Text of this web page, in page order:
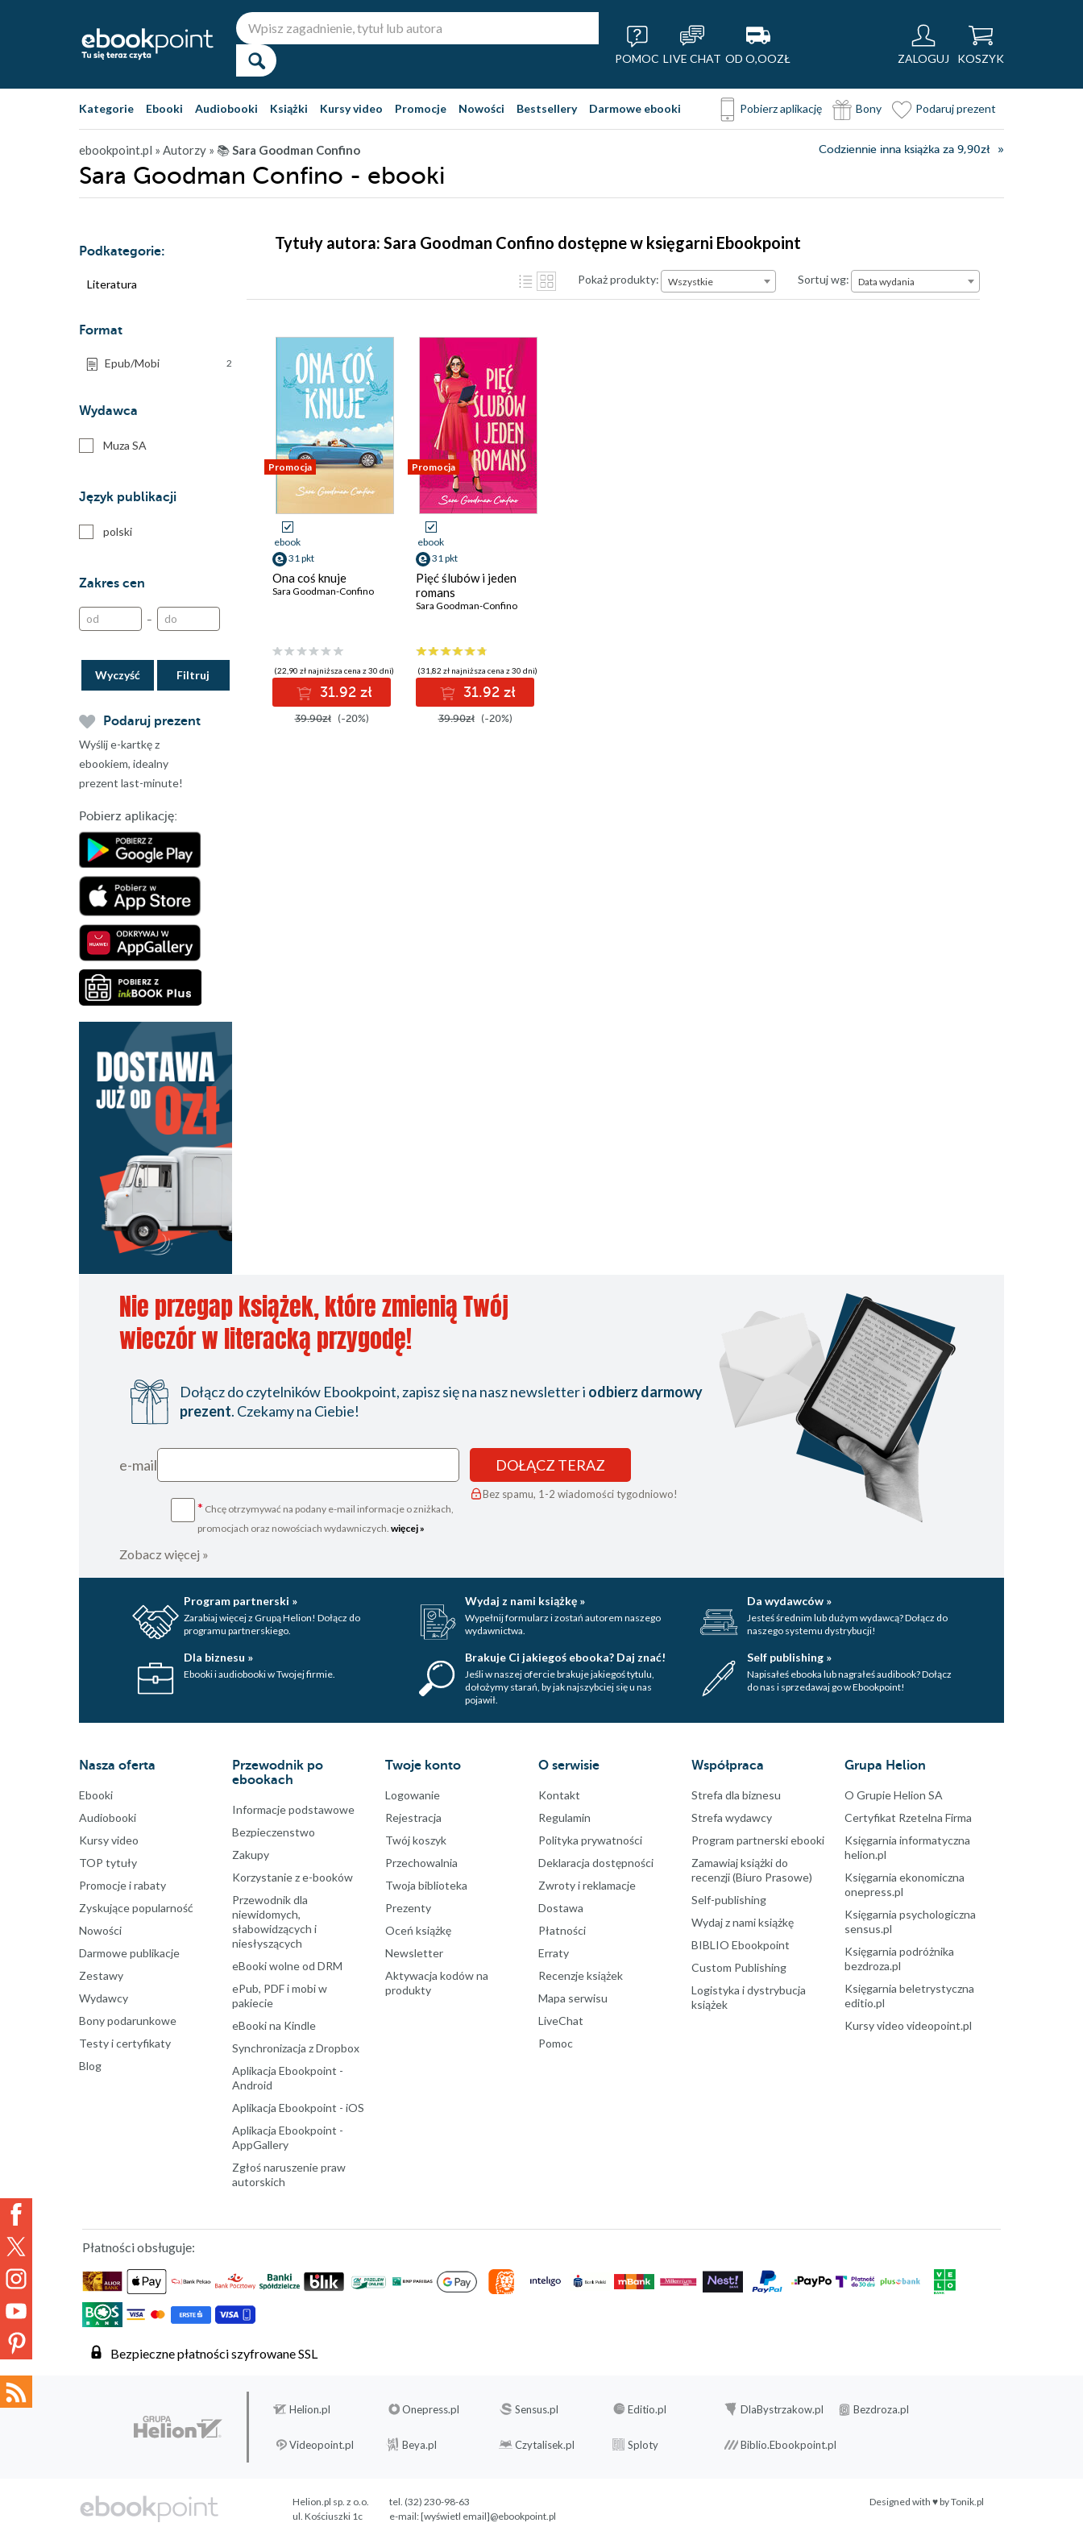
POMOC LIVE CHAT OD O,OOZŁ ZALOGUJ KOSZYK
Kategorie Ebooki Audiobooki Książki Kursy video Promocje Nowości Bestsellery Darmowe ebooki Pobierz aplikację Bony Podaruj prezent
ebookpoint.pl » Autorzy » 📚Sara Goodman Confino Codziennie inna książka za 9,90zł
Sara Goodman Confino - ebooki
Podkategorie:
Literatura
Format
Epub/Mobi 2
Wydawca
Muza SA
Język publikacji
polski
Zakres cen
–
Wyczyść
Podaruj prezent
Wyślij e-kartkę z
ebookiem, idealny
prezent last-minute!
Pobierz aplikację:
Tytuły autora: Sara Goodman Confino dostępne w księgarni Ebookpoint
Pokaż produkty: Wszystkie Sortuj wg:Data wydania
Data wydania
Promocja
ebook
31 pkt
Ona coś knuje
Sara Goodman-Confino
(22,90 zł najniższa cena z 30 dni)
31.92 zł
39.90zł (-20%)
Promocja
ebook
31 pkt
Pięć ślubów i jeden
romans
Sara Goodman-Confino
(31,82 zł najniższa cena z 30 dni)
31.92 zł
39.90zł (-20%)
Nie przegap książek, które zmienią Twój
wieczór w literacką przygodę!
Dołącz do czytelników Ebookpoint, zapisz się na nasz newsletter i odbierz darmowy
prezent. Czekamy na Ciebie!
e-mail
* Chcę otrzymywać na podany e-mail informacje o zniżkach,
promocjach oraz nowościach wydawniczych. więcej »
DOŁĄCZ TERAZ
Bez spamu, 1-2 wiadomości tygodniowo!
Zobacz więcej »
Program partnerski »
Zarabiaj więcej z Grupą Helion! Dołącz do
programu partnerskiego.
Wydaj z nami książkę »
Wypełnij formularz i zostań autorem naszego
wydawnictwa.
Da wydawców »
Jesteś średnim lub dużym wydawcą? Dołącz do
naszego systemu dystrybucji!
Dla biznesu »
Ebooki i audiobooki w Twojej firmie.
Brakuje Ci jakiegoś ebooka? Daj znać!
Jeśli w naszej ofercie brakuje jakiegoś tytulu,
dołożymy starań, by jak najszybciej się u nas
pojawił.
Self publishing »
Napisałeś ebooka lub nagrałeś audibook? Dołącz
do nas i sprzedawaj go w Ebookpoint!
Nasza oferta
Ebooki
Audiobooki
Kursy video
TOP tytuły
Promocje i rabaty
Zyskujące popularność
Nowości
Darmowe publikacje
Zestawy
Wydawcy
Bony podarunkowe
Testy i certyfikaty
Blog
Przewodnik po
ebookach
Informacje podstawowe
Bezpieczenstwo
Zakupy
Korzystanie z e-booków
Przewodnik dla
niewidomych,
słabowidzących i
niesłyszących
eBooki wolne od DRM
ePub, PDF i mobi w
pakiecie
eBooki na Kindle
Synchronizacja z Dropbox
Aplikacja Ebookpoint -
Android
Aplikacja Ebookpoint - iOS
Aplikacja Ebookpoint -
AppGallery
Zgłoś naruszenie praw
autorskich
Twoje konto
Logowanie
Rejestracja
Twój koszyk
Przechowalnia
Twoja biblioteka
Prezenty
Oceń książkę
Newsletter
Aktywacja kodów na
produkty
O serwisie
Kontakt
Regulamin
Polityka prywatności
Deklaracja dostępności
Zwroty i reklamacje
Dostawa
Płatności
Erraty
Recenzje książek
Mapa serwisu
LiveChat
Pomoc
Współpraca
Strefa dla biznesu
Strefa wydawcy
Program partnerski ebooki
Zamawiaj książki do
recenzji (Biuro Prasowe)
Self-publishing
Wydaj z nami książkę
BIBLIO Ebookpoint
Custom Publishing
Logistyka i dystrybucja
książek
Grupa Helion
O Grupie Helion SA
Certyfikat Rzetelna Firma
Księgarnia informatyczna
helion.pl
Księgarnia ekonomiczna
onepress.pl
Księgarnia psychologiczna
sensus.pl
Księgarnia podróżnika
bezdroza.pl
Księgarnia beletrystyczna
editio.pl
Kursy video videopoint.pl
Płatności obsługuje:
Bezpieczne płatności szyfrowane SSL
Helion.pl Onepress.pl Sensus.pl Editio.pl DlaBystrzakow.pl Bezdroza.pl
Videopoint.pl Beya.pl Czytalisek.pl Sploty Biblio.Ebookpoint.pl
Designed with ♥ byTonik.pl
Helion.pl sp. z o.o.
ul. Kościuszki 1c
tel. (32) 230-98-63
e-mail:[wyświetl email]@ebookpoint.pl